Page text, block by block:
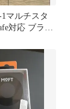
マルチスタ
対応 ブラッ